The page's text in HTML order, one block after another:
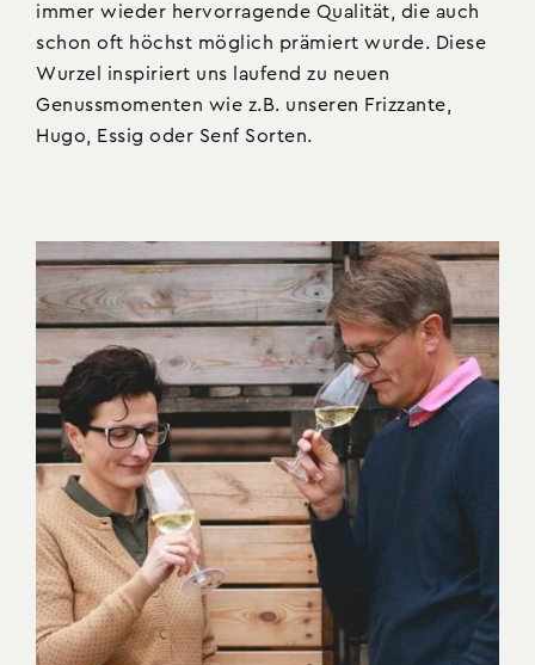
immer wieder hervorragende Qualität, die auch
schon oft höchst möglich prämiert wurde. Diese
Wurzel inspiriert uns laufend zu neuen
Genussmomenten wie z.B. unseren Frizzante,
Hugo, Essig oder Senf Sorten.